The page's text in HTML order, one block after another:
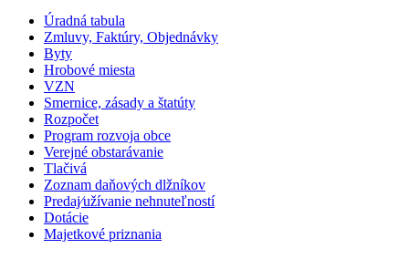
Úradná tabula
Zmluvy, Faktúry, Objednávky
Byty
Hrobové miesta
VZN
Smernice, zásady a štatúty
Rozpočet
Program rozvoja obce
Verejné obstarávanie
Tlačivá
Zoznam daňových dlžníkov
Predaj⁄užívanie nehnuteľností
Dotácie
Majetkové priznania